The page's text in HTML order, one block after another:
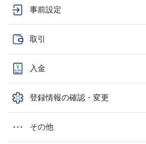
事前設定
取引
入金
登録情報の確認・変更
その他